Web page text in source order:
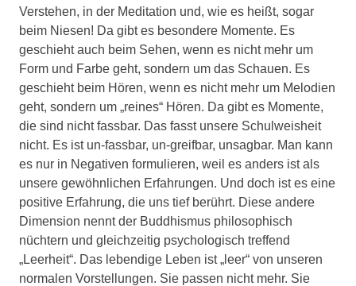
Verstehen, in der Meditation und, wie es heißt, sogar
beim Niesen! Da gibt es besondere Momente. Es
geschieht auch beim Sehen, wenn es nicht mehr um
Form und Farbe geht, sondern um das Schauen. Es
geschieht beim Hören, wenn es nicht mehr um Melodien
geht, sondern um „reines“ Hören. Da gibt es Momente,
die sind nicht fassbar. Das fasst unsere Schulweisheit
nicht. Es ist un-fassbar, un-greifbar, unsagbar. Man kann
es nur in Negativen formulieren, weil es anders ist als
unsere gewöhnlichen Erfahrungen. Und doch ist es eine
positive Erfahrung, die uns tief berührt. Diese andere
Dimension nennt der Buddhismus philosophisch
nüchtern und gleichzeitig psychologisch treffend
„Leerheit“. Das lebendige Leben ist „leer“ von unseren
normalen Vorstellungen. Sie passen nicht mehr. Sie